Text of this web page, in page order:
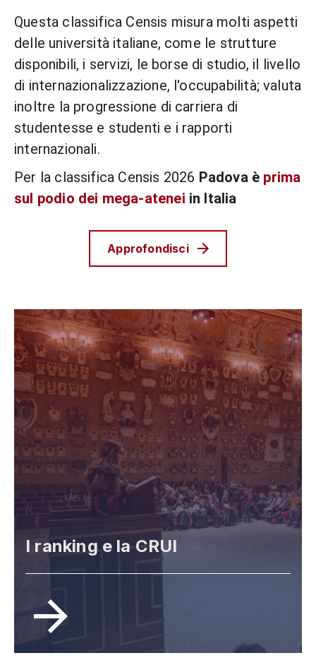
Questa classifica Censis misura molti aspetti
delle università italiane, come le strutture
disponibili, i servizi, le borse di studio, il livello
di internazionalizzazione, l'occupabilità; valuta
inoltre la progressione di carriera di
studentesse e studenti e i rapporti
internazionali.
Per la classifica Censis 2026 Padova è prima
sul podio dei mega-atenei in Italia
Approfondisci
I ranking e la CRUI